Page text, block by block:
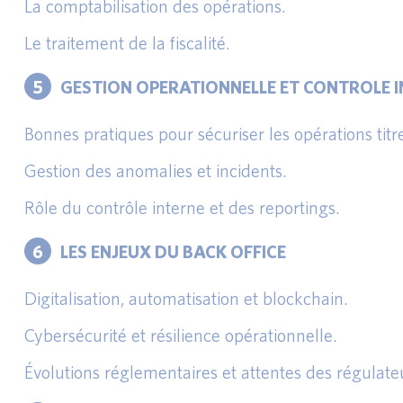
La comptabilisation des opérations.
Le traitement de la fiscalité.
5 GESTION OPERATIONNELLE ET CONTROLE
Bonnes pratiques pour sécuriser les opérations
Gestion des anomalies et incidents.
Rôle du contrôle interne et des reportings.
6 LES ENJEUX DU BACK OFFICE
Digitalisation, automatisation et blockchain.
Cybersécurité et résilience opérationnelle.
Évolutions réglementaires et attentes des